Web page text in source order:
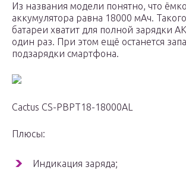
Из названия модели понятно, что
аккумулятора равна 18000 мАч.
батареи хватит для полной зарядки
один раз. При этом ещё останется
подзарядки смартфона.
Cactus CS-PBPT18-18000AL
Плюсы:
Индикация заряда;